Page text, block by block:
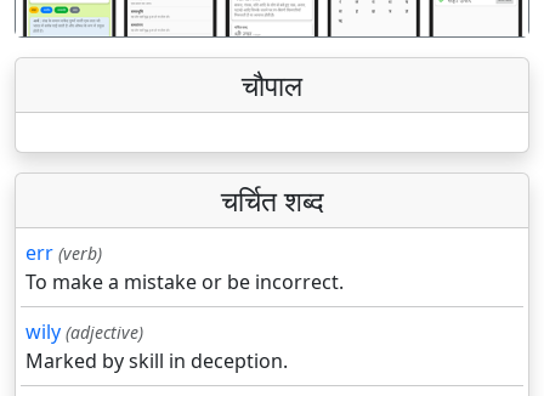
चौपाल
चर्चित शब्द
err (verb)
To make a mistake or be incorrect.
wily (adjective)
Marked by skill in deception.